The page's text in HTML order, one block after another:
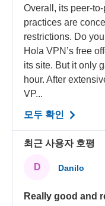
Overall, its peer-
practices are
restrictions. Do
Hola VPN’s free
its site. But it only
hour. After
VP...
모두 확인
최근 사용자 호평
D Danilo
Really good and